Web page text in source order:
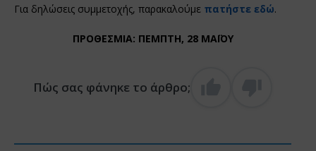
Για δηλώσεις συμμετοχής, παρακαλούμε πατήστε εδώ.
ΠΡΟΘΕΣΜΙΑ: ΠΕΜΠΤΗ, 28 ΜΑΪΟΥ
Πώς σας φάνηκε το άρθρο;